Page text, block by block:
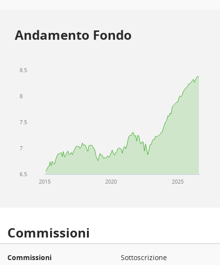
Andamento Fondo
2020
2015 2025
6.5
7
7.5
8
8.5
Commissioni
Sottoscrizione